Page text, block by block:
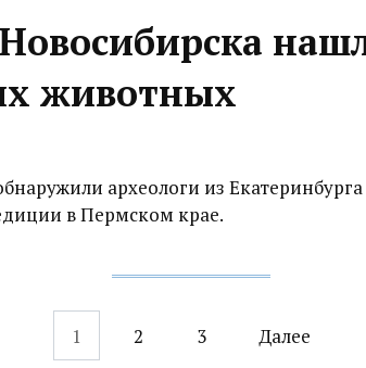
животных
археологи из
в Пермском крае.
1 2 3 Далее